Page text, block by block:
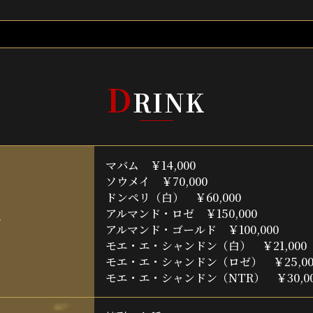
DRINK
マバム ￥14,000
ソウメイ ￥70,000
ドンペリ（白） ￥60,000
アルマンド・ロゼ ￥150,000
アルマンド・ゴールド ￥100,000
モエ・エ・シャンドン（白） ￥21,000
モエ・エ・シャンドン（ロゼ） ￥
モエ・エ・シャンドン（NTR） ￥